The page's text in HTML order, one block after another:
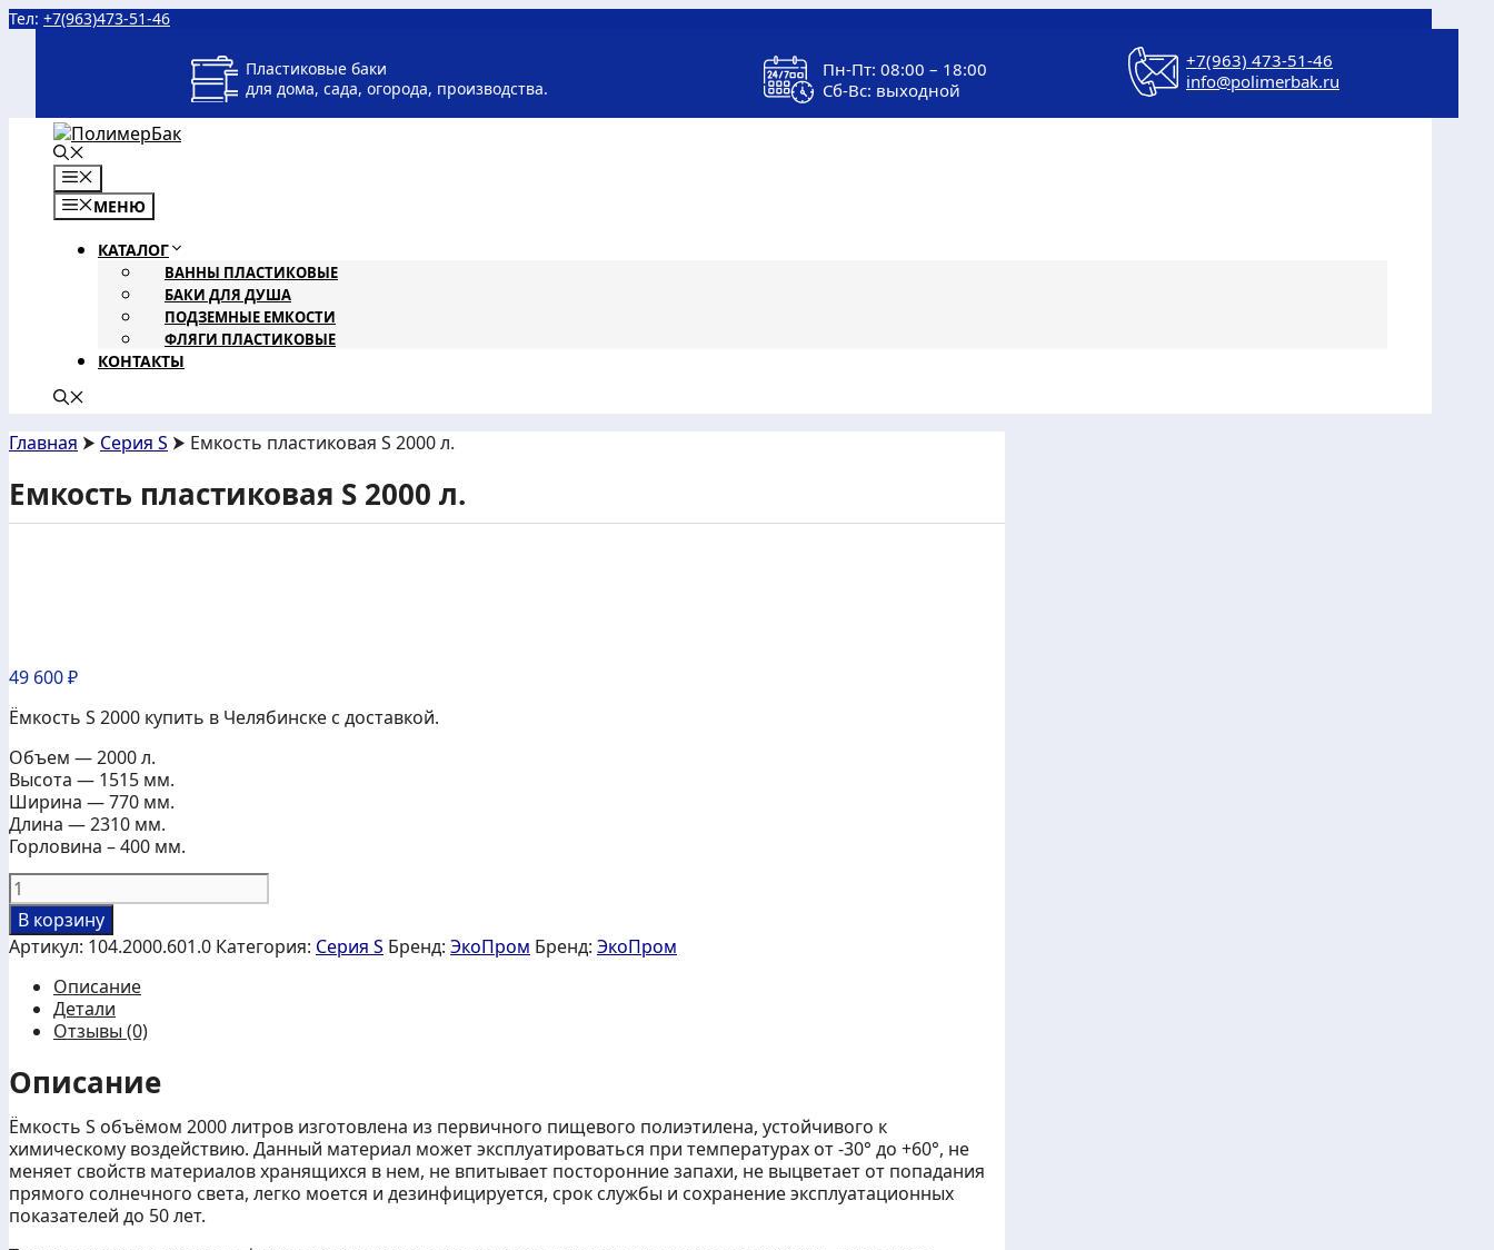
Перейти
Тел: +7(963)473-51-46
Пластиковые баки
для дома, сада, огорода, производства.
Пн-Пт: 08:00 – 18:00
Сб-Вс: выходной
+7(963) 473-51-46
info@polimerbak.ru
МЕНЮ
КАТАЛОГ
ВАННЫ ПЛАСТИКОВЫЕ
БАКИ ДЛЯ ДУША
ПОДЗЕМНЫЕ ЕМКОСТИ
ФЛЯГИ ПЛАСТИКОВЫЕ
КОНТАКТЫ
Главная ⮞ Серия S ⮞ Емкость пластиковая S 2000 л.
Емкость пластиковая S 2000 л.
49 600₽
Ёмкость S 2000 купить в Челябинске с доставкой.
Объем — 2000 л.
Высота — 1515 мм.
Ширина — 770 мм.
Длина — 2310 мм.
Горловина – 400 мм.
Количество
товара
Емкость
пластиковая
2000
В корзину
Артикул: 104.2000.601.0 Категория: Серия S Бренд: ЭкоПром Бренд: ЭкоПром
Описание
Детали
Отзывы (0)
Описание
Ёмкость S объёмом 2000 литров изготовлена из первичного пищевого полиэтилена, устойчивого к
химическому воздействию. Данный материал может эксплуатироваться при температурах от -30° до +60°, не
меняет свойств материалов хранящихся в нем, не впитывает посторонние запахи, не выцветает от попадания
прямого солнечного света, легко моется и дезинфицируется, срок службы и сохранение эксплуатационных
показателей до 50 лет.